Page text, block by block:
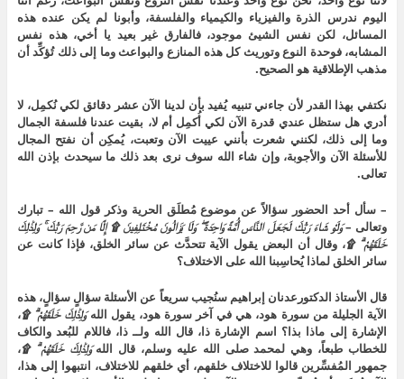
اليوم ندرس الذرة والفيزياء والكيمياء والفلسفة، وأبونا لم يكن عنده هذه
المسائل، لكن نفس الشيئ موجود، فالفارق غير بعيد يا أخي، هذه نفس
المشابه، فوحدة النوع وتوريث كل هذه المنازع والبواعث وما إلى ذلك تُؤكِّد أن
مذهب الإطلاقية هو الصحيح.
نكتفي بهذا القدر لأن جاءني تنبيه يُفيد بأن لدينا الآن عشر دقائق لكي نُكمِل، لا
أدري هل ستظل عندي قدرة الآن لكي أُكمِل أم لا، بقيت عندنا فلسفة الجمال
وما إلى ذلك، لكنني شعرت بأنني عييت الآن وتعبت، يُمكِن أن نفتح المجال
للأسئلة الآن والأجوبة، وإن شاء الله سوف نرى بعد ذلك ما سيحدث بإذن الله
تعالى.
– سأل أحد الحضور سؤالاً عن موضوع مُطلَق الحرية وذكر قول الله – تبارك
وتعالى –وَلَوْ شَاءَ رَبُّكَ لَجَعَلَ النَّاسَ أُمَّةً وَاحِدَةً ۖ وَلَا يَزَالُونَ مُخْتَلِفِينَ ۩ إِلَّا مَن رَّحِمَ رَبُّكَ ۚ وَلِذَٰلِكَ
خَلَقَهُمْ ۗ ۩، وقال أن البعض يقول الآية تتحدَّث عن سائر الخلق، فإذا كانت عن
سائر الخلق لماذا يُحاسِبنا الله على الاختلاف؟
قال الأستاذ الدكتورعدنان إبراهيم سنُجيب سريعاً عن الأسئلة سؤالٍ سؤالٍ، هذه
الآية الجليلة من سورة هود، هي في آخر سورة هود، يقول اللهوَلِذَٰلِكَ خَلَقَهُمْ ۗ ۩،
الإشارة إلى ماذا بذا؟ اسم الإشارة ذا، قال الله ولــ ذا، فاللام للبُعد والكاف
للخطاب طبعاً، وهي لمحمد صلى الله عليه وسلم، قال اللهوَلِذَٰلِكَ خَلَقَهُمْ ۗ ۩،
جمهور المُفسِّرين قالوا للاختلاف خلقهم، أي خلقهم للاختلاف، انتبهوا إلى هذا،